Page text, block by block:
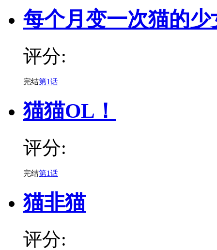
每个月变一次猫的少
评分:
完结第1话
猫猫OL！
评分:
完结第1话
猫非猫
评分: